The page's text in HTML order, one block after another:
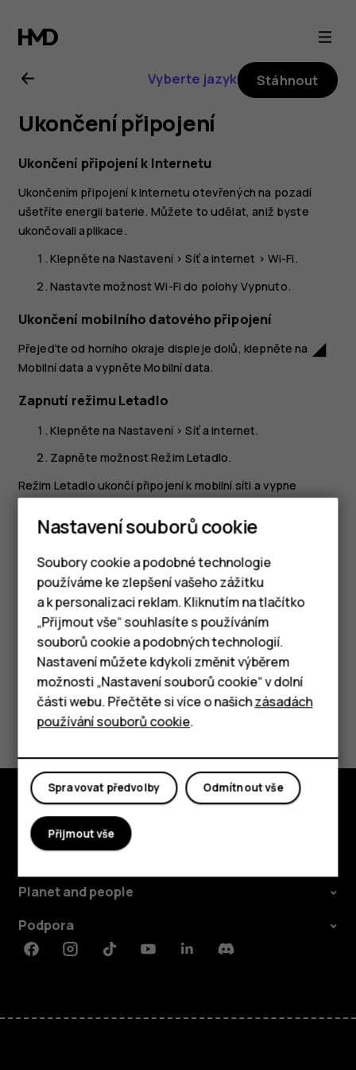
Uživatelská
příručka
k telefonu
Nokia 2.1
Chytré telefony
Tlačítkové telefony
Tablety
Vyberte jazyk Stáhnout
Ukončení připojení
Ukončení připojení k Internetu
Ukončením připojení k Internetu otevřených na pozadí
ušetříte energii baterie. Můžete to udělat, aniž byste
ukončovali aplikace.
Klepněte na Nastavení>Síť a internet > Wi-Fi .
Nastavte možnostWi-Fi do polohy Vypnuto.
Ukončení mobilního datového připojení
Přejeďte od horního okraje displeje dolů, klepněte na network_cell
Mobilní data a vypněteMobilní data.
Zapnutí režimu Letadlo
Klepněte na Nastavení>Síť a internet.
Zapněte možnostRežim Letadlo.
Režim Letadlo ukončí připojení k mobilní síti a vypne
a bezpečnostní požadavky, stanovené například leteckými
Tam, kde je to povoleno, se můžete v režimu V letadle
připojit k síti Wi-Fi a například procházet Internet nebo
zapnout sdílení přes Bluetooth.
Pomohlo vám to?
Prozkoumat
Planet and people
Podpora
FacebookInstagramTiktokYoutubeLinkedinDiscord
Nastavení souborů cookie
Soubory cookie a podobné technologie
používáme ke zlepšení vašeho zážitku
a k personalizaci reklam. Kliknutím na tlačítko
„Přijmout vše“ souhlasíte s používáním
souborů cookie a podobných technologií.
Nastavení můžete kdykoli změnit výběrem
možnosti „Nastavení souborů cookie“ v dolní
části webu. Přečtěte si více o našichzásadách
používání souborů cookie.
Odmítnout vše
Spravovat předvolby
Přijmout vše